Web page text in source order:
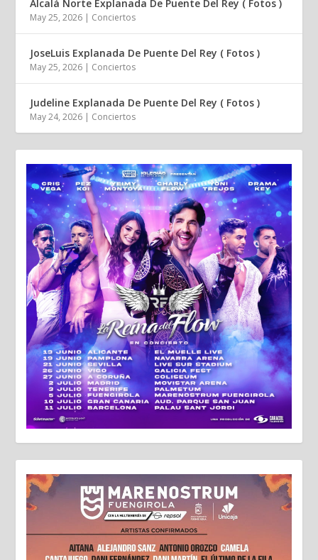
Alcalá Norte Explanada De Puente Del Rey ( Fotos )
May 25, 2026 | Conciertos
JoseLuis Explanada De Puente Del Rey ( Fotos )
May 25, 2026 | Conciertos
Judeline Explanada De Puente Del Rey ( Fotos )
May 24, 2026 | Conciertos